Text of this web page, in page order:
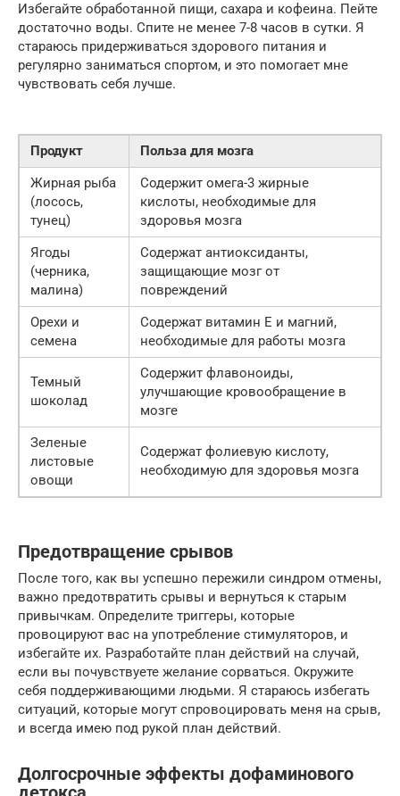
Избегайте обработанной пищи, сахара и кофеина. Пейте
достаточно воды. Спите не менее 7-8 часов в сутки. Я
стараюсь придерживаться здорового питания и
регулярно заниматься спортом, и это помогает мне
чувствовать себя лучше.
Продукт
Польза для мозга
Жирная рыба
(лосось,
тунец)
Содержит омега-3 жирные
кислоты, необходимые для
здоровья мозга
Ягоды
(черника,
малина)
Содержат антиоксиданты,
защищающие мозг от
повреждений
Орехи и
семена
Содержат витамин Е и магний,
необходимые для работы мозга
Темный
шоколад
Содержит флавоноиды,
улучшающие кровообращение в
мозге
Зеленые
листовые
овощи
Содержат фолиевую кислоту,
необходимую для здоровья мозга
Предотвращение срывов
После того, как вы успешно пережили синдром отмены,
важно предотвратить срывы и вернуться к старым
привычкам. Определите триггеры, которые
провоцируют вас на употребление стимуляторов, и
избегайте их. Разработайте план действий на случай,
если вы почувствуете желание сорваться. Окружите
себя поддерживающими людьми. Я стараюсь избегать
ситуаций, которые могут спровоцировать меня на срыв,
и всегда имею под рукой план действий.
Долгосрочные эффекты дофаминового